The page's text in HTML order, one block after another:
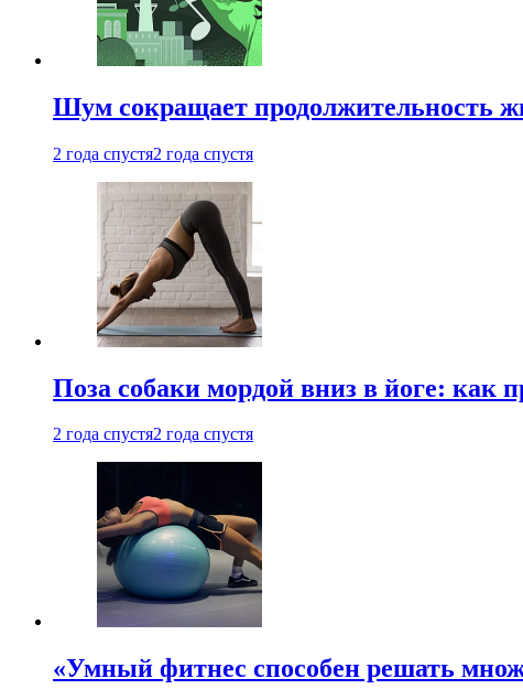
Шум сокращает продолжительность
2 года спустя2 года спустя
Поза собаки мордой вниз в йоге: как
2 года спустя2 года спустя
«Умный фитнес способен решать